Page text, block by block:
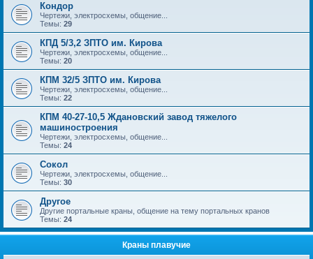
Кондор
Чертежи, электросхемы, общение...
Темы: 29
КПД 5/3,2 ЗПТО им. Кирова
Чертежи, электросхемы, общение...
Темы: 20
КПМ 32/5 ЗПТО им. Кирова
Чертежи, электросхемы, общение...
Темы: 22
КПМ 40-27-10,5 Ждановский завод тяжелого
машиностроения
Чертежи, электросхемы, общение...
Темы: 24
Сокол
Чертежи, электросхемы, общение...
Темы: 30
Другое
Другие портальные краны, общение на тему портальных кранов
Темы: 24
Краны плавучие